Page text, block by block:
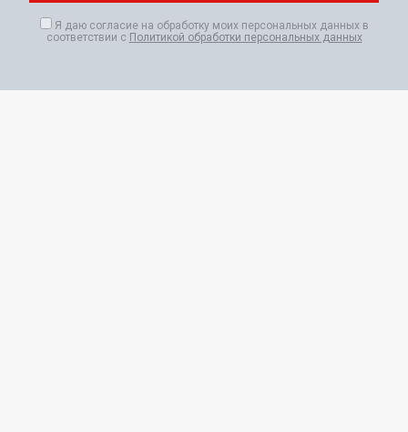
Я даю согласие на обработку моих персональных данных в
соответствии с Политикой обработки персональных данных